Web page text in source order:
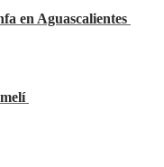
en Aguascalientes